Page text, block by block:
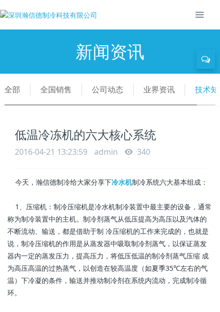
新闻资讯
全部 全国销售 公司动态 业界资讯 技术
低温冷冻机的六大核心系统
2016-04-21 13:23:59 admin 340
今天，瀚信德制冷给大家分享下冷水机制冷系统六大基本组成：
1、压缩机：制冷压缩机是冷水机制冷装置中最主要的设备，通常
称为制冷装置中的主机。制冷剂蒸气从低压提高为高压以及汽体的
不断流动、输送，都是借助于制 冷压缩机的工作来完成的，也就是
说，制冷压缩机的作用是从蒸发器中吸取制冷剂蒸气，以保证蒸发
器内一定的蒸发压力，提高压力，将低压低温的制冷剂蒸气压缩 成
为高压高温的过热蒸气，以创造在较高温度（如夏季35℃左右的气
温）下冷凝的条件，输送并推动制冷剂在系统内流动，完成制冷循
环。